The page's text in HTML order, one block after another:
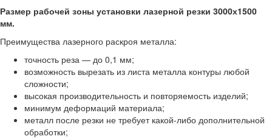
Размер рабочей зоны установки лазерной резки 3000х1500
мм.
Преимущества лазерного раскроя металла:
точность реза — до 0,1 мм;
возможность вырезать из листа металла контуры любой
сложности;
высокая производительность и повторяемость изделий;
минимум деформаций материала;
металл после резки не требует какой-либо дополнительной
обработки;